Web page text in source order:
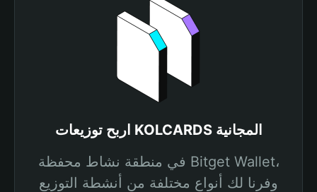
اربح توزيعات KOLCARDS المجانية
في منطقة نشاط محفظة Bitget Wallet،
وفرنا لك أنواع مختلفة من أنشطة التوزيع